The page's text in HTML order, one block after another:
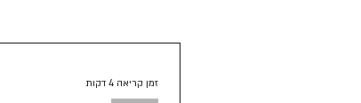
זמן קריאה 4 דקות